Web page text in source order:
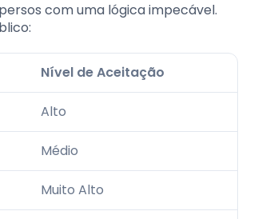
com uma lógica impecável.
Nível de Aceitação
Alto
Médio
Muito Alto